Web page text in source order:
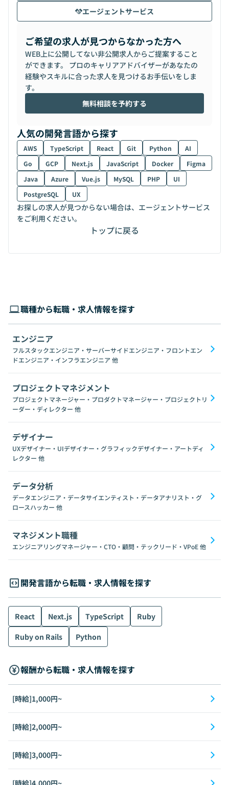
エージェントサービス
ご希望の求人が見つからなかった方へ
WEB上に公開してない非公開求人からご提案すること
ができます。 プロのキャリアアドバイザーがあなたの
経験やスキルに合った求人を見つけるお手伝いをしま
す。
無料相談を予約する
人気の開発言語から探す
AWS TypeScript React Git Python
AI
Go
GCP Next.js JavaScript Docker
Figma
Java
Azure Vue.js MySQL PHP
UI
PostgreSQL
UX
お探しの求人が見つからない場合は、エージェントサービス
をご利用ください。
トップに戻る
職種から転職・求人情報を探す
エンジニア
フルスタックエンジニア・サーバーサイドエンジニア・フロントエン
ドエンジニア・インフラエンジニア 他
プロジェクトマネジメント
プロジェクトマネージャー・プロダクトマネージャー・プロジェクトリ
ーダー・ディレクター 他
デザイナー
UXデザイナー・UIデザイナー・グラフィックデザイナー・アートディ
レクター 他
データ分析
データエンジニア・データサイエンティスト・データアナリスト・グ
ロースハッカー 他
マネジメント職種
エンジニアリングマネージャー・CTO・顧問・テックリード・VPoE他
開発言語から転職・求人情報を探す
React Next.js TypeScript
Ruby
Ruby on Rails
Python
報酬から転職・求人情報を探す
[時給]1,000円~
[時給]2,000円~
[時給]3,000円~